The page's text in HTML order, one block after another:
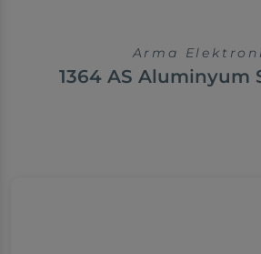
Arma
1364 AS Aluminyum